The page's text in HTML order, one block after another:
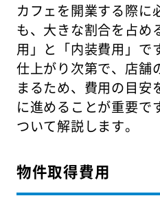
カフェを開業する際に
も、大きな割合を占め
用」と「内装費用」で
仕上がり次第で、店舗
まるため、費用の目安
に進めることが重要で
ついて解説します。
物件取得費用